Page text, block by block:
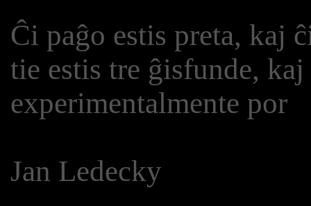
Ĉi paĝo estis preta, kaj
tie estis tre ĝisfunde,
experimentalmente por
Jan Ledecky